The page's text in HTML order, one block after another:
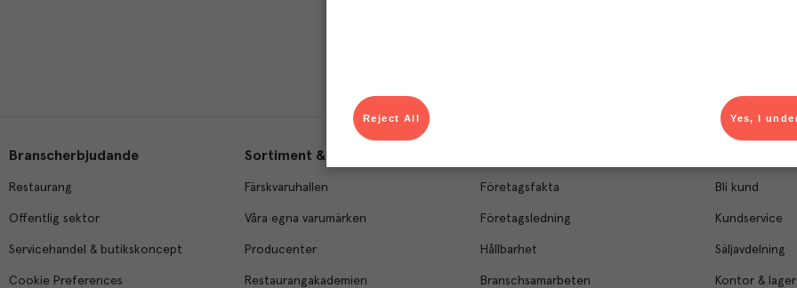
Branscherbjudande
Restaurang
Offentlig sektor
Servicehandel & butikskoncept
Cookie Preferences
Sortiment & tjänster
Färskvaruhallen
Våra egna varumärken
Producenter
Restaurangakademien
Företagsfakta
Företagsledning
Hållbarhet
Branschsamarbeten
Bli kund
Kundservice
Säljavdelning
Kontor & lager
Yes, I
Reject All